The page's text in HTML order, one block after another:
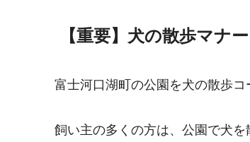
【重要】犬の散歩マナ
富士河口湖町の公園を犬の散歩コ
飼い主の多くの方は、公園で犬